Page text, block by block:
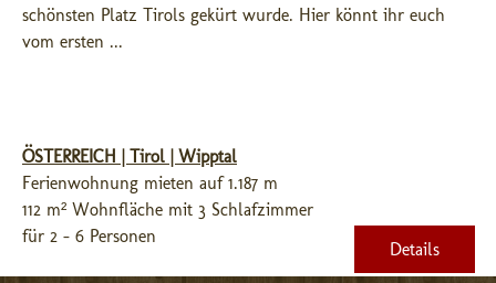
schönsten Platz Tirols gekürt wurde. Hier könnt ihr euch
vom ersten ...
ÖSTERREICH | Tirol | Wipptal
Ferienwohnung mieten auf 1.187 m
112 m² Wohnfläche mit 3 Schlafzimmer
für 2 - 6 Personen
Details